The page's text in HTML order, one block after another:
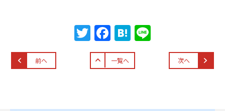
T
w
itt
F
a
c
H
at
e
前へ 一覧へ 次へ